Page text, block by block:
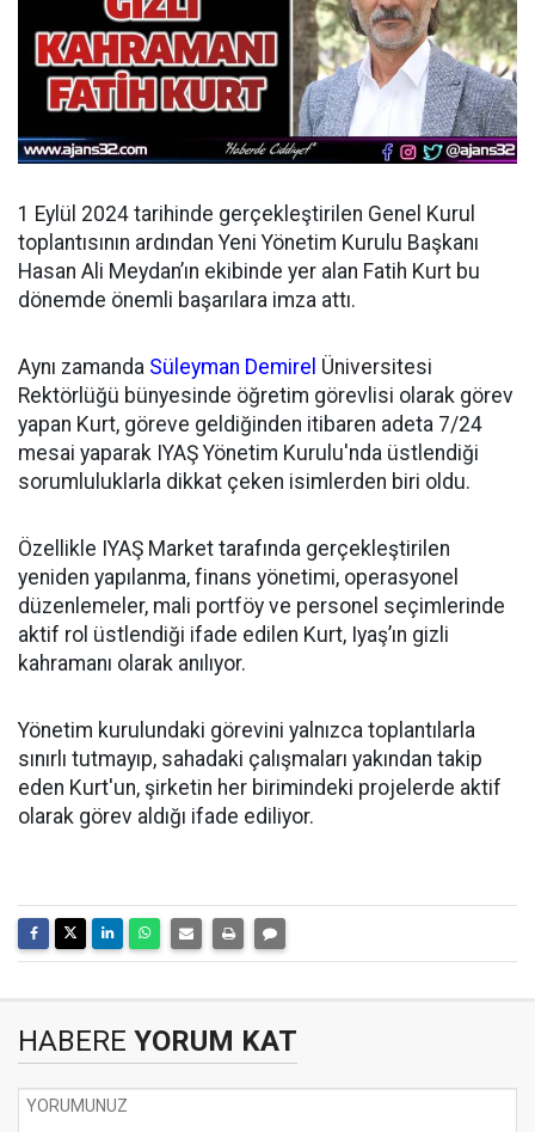
1 Eylül 2024 tarihinde gerçekleştirilen Genel Kurul
toplantısının ardından Yeni Yönetim Kurulu Başkanı
Hasan Ali Meydan’ın ekibinde yer alan Fatih Kurt bu
dönemde önemli başarılara imza attı.
Aynı zamanda Süleyman Demirel Üniversitesi
Rektörlüğü bünyesinde öğretim görevlisi olarak görev
yapan Kurt, göreve geldiğinden itibaren adeta 7/24
mesai yaparak IYAŞ Yönetim Kurulu'nda üstlendiği
sorumluluklarla dikkat çeken isimlerden biri oldu.
Özellikle IYAŞ Market tarafında gerçekleştirilen
yeniden yapılanma, finans yönetimi, operasyonel
düzenlemeler, mali portföy ve personel seçimlerinde
aktif rol üstlendiği ifade edilen Kurt, Iyaş’ın gizli
kahramanı olarak anılıyor.
Yönetim kurulundaki görevini yalnızca toplantılarla
sınırlı tutmayıp, sahadaki çalışmaları yakından takip
eden Kurt'un, şirketin her birimindeki projelerde aktif
olarak görev aldığı ifade ediliyor.
HABERE YORUM KAT